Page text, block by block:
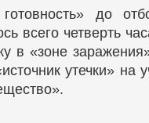
до
всего четверть
в «зоне
утечки» на